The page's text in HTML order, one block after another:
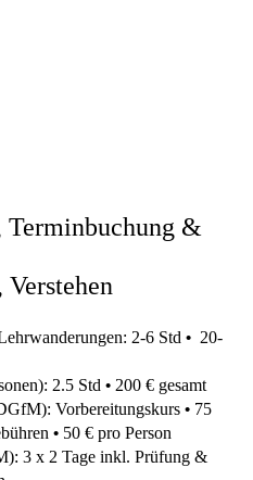
Terminbuchung &
2-6 Std • 20-
2.5 Std • 200 € gesamt
Vorbereitungskurs • 75
• 50 € pro Person
3 x 2 Tage inkl. Prüfung &